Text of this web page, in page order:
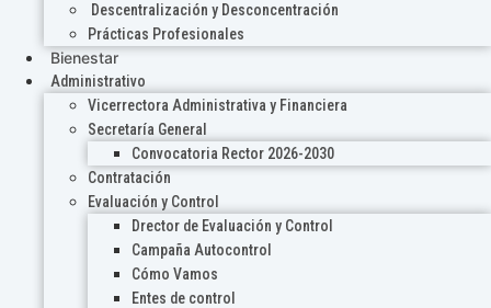
Descentralización y Desconcentración
Prácticas Profesionales
Bienestar
Administrativo
Vicerrectora Administrativa y Financiera
Secretaría General
Convocatoria Rector 2026-2030
Contratación
Evaluación y Control
Drector de Evaluación y Control
Campaña Autocontrol
Cómo Vamos
Entes de control